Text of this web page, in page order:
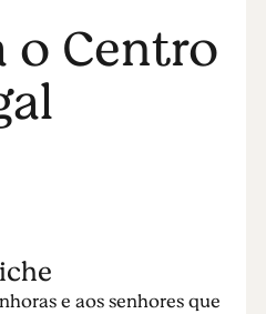
o Centro
e aos senhores que